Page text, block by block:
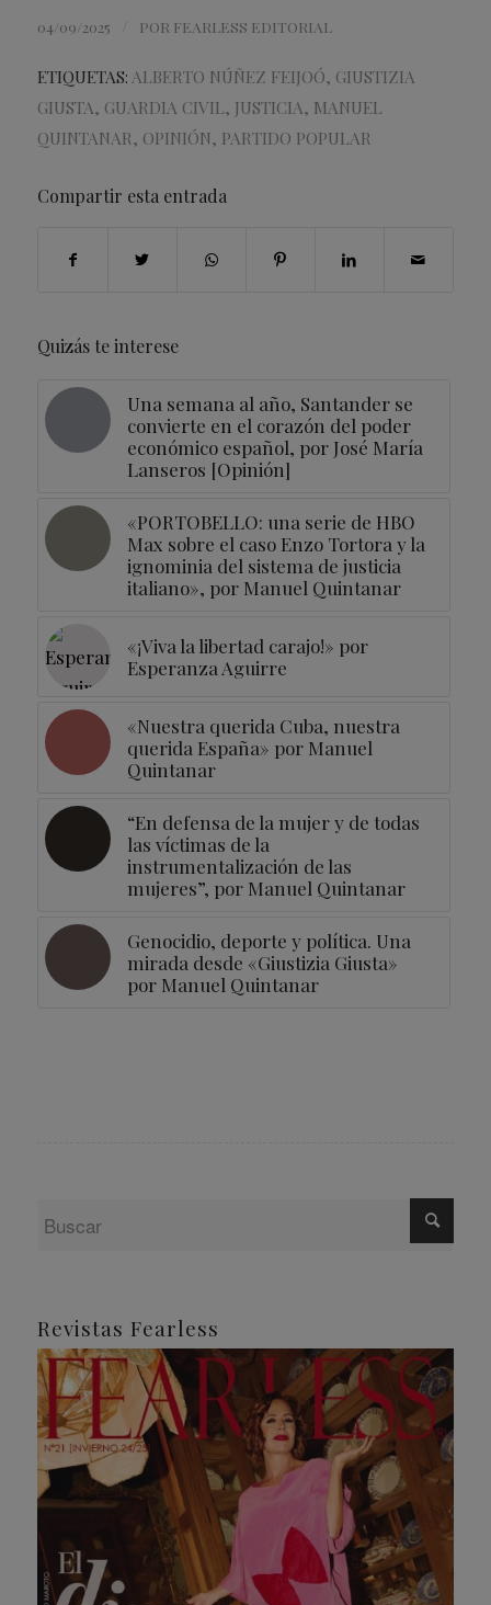
04/09/2025 POR FEARLESS EDITORIAL
ETIQUETAS:ALBERTO NÚÑEZ FEIJOÓ, GIUSTIZIA
GIUSTA, GUARDIA CIVIL, JUSTICIA, MANUEL
QUINTANAR, OPINIÓN, PARTIDO POPULAR
Compartir esta entrada
Quizás te interese
Una semana al año, Santander se
convierte en el corazón del poder
económico español, por José María
Lanseros [Opinión]
«PORTOBELLO: una serie de HBO
Max sobre el caso Enzo Tortora y la
ignominia del sistema de justicia
italiano», por Manuel Quintanar
«¡Viva la libertad carajo!» por
Esperanza Aguirre
«Nuestra querida Cuba, nuestra
querida España» por Manuel
Quintanar
“En defensa de la mujer y de todas
las víctimas de la
instrumentalización de las
mujeres”, por Manuel Quintanar
Genocidio, deporte y política. Una
mirada desde «Giustizia Giusta»
por Manuel Quintanar
Revistas Fearless